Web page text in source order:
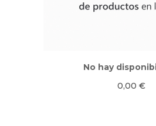
No hay
0,00 €